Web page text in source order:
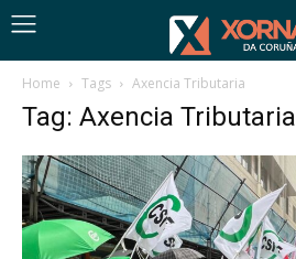
Home Tags Axencia Tributaria
Tag: Axencia Tributaria